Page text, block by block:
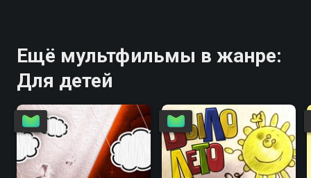
Ещё мультфильмы в жанре:
Для детей